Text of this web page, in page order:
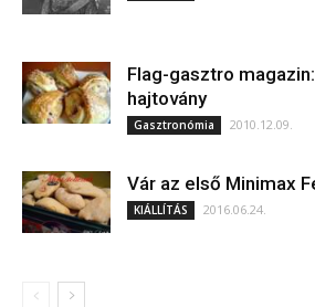
Flag-gasztro
hajtovány
Gasztronómia 2010.12.09.
Vár az első Minimax
KIÁLLÍTÁS 2016.06.24.